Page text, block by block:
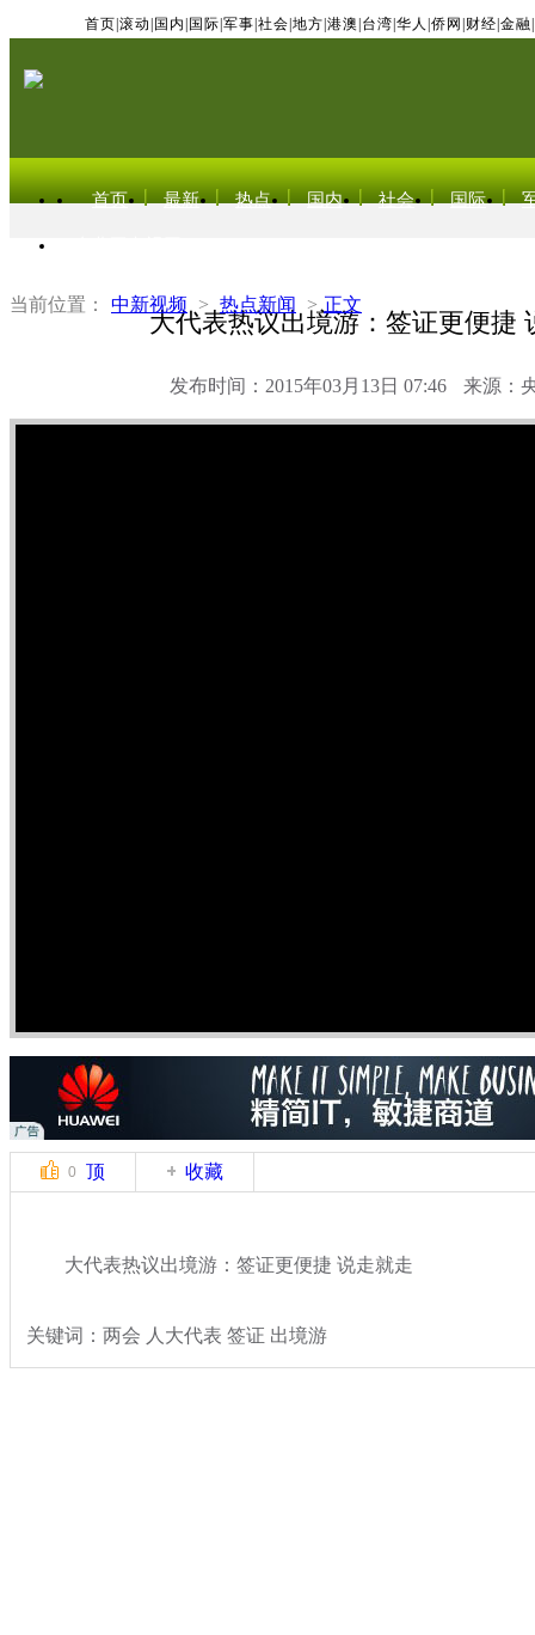
首页 滚动 国内 国际 军事 社会 地方 港澳 台湾 华人 侨网 财经 金融
首页 最新 热点 国内 社会 国际
当前位置： 中新视频 > 热点新闻 > 正文
大代表热议出境游：签证更便捷
发布时间：2015年03月13日 07:46 来源：
0 顶 收藏
大代表热议出境游：签证更便捷 说走就走
关键词：两会 人大代表 签证 出境游